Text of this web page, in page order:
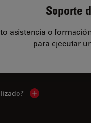
Soporte
asistencia o
para ejecutar
Show local